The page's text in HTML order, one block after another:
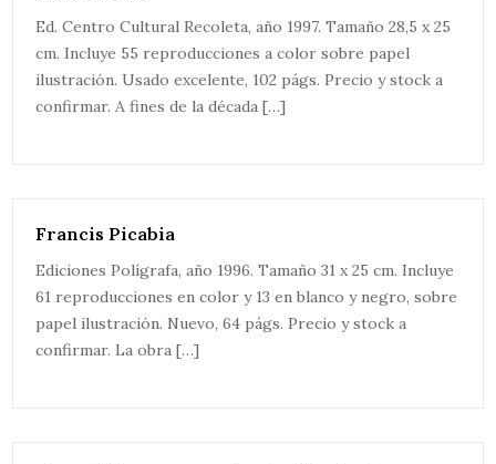
Ed. Centro Cultural Recoleta, año 1997. Tamaño 28,5 x 25
cm. Incluye 55 reproducciones a color sobre papel
ilustración. Usado excelente, 102 págs. Precio y stock a
confirmar. A fines de la década […]
Francis Picabia
Ediciones Polígrafa, año 1996. Tamaño 31 x 25 cm. Incluye
61 reproducciones en color y 13 en blanco y negro, sobre
papel ilustración. Nuevo, 64 págs. Precio y stock a
confirmar. La obra […]